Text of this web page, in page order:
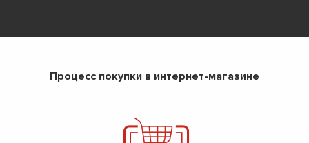
Процесс покупки в интернет-магазине